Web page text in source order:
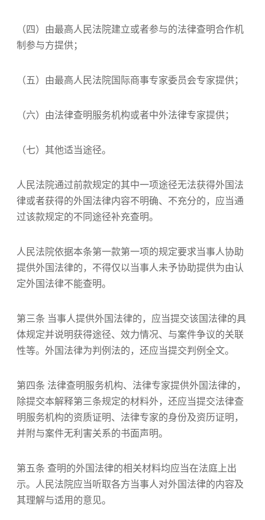
（四）由最高人民法院建立或者参与的法律查明合作机
制参与方提供；
（五）由最高人民法院国际商事专家委员会专家提供；
（六）由法律查明服务机构或者中外法律专家提供；
（七）其他适当途径。
人民法院通过前款规定的其中一项途径无法获得外国法
律或者获得的外国法律内容不明确、不充分的，应当通
过该款规定的不同途径补充查明。
人民法院依据本条第一款第一项的规定要求当事人协助
提供外国法律的，不得仅以当事人未予协助提供为由认
定外国法律不能查明。
第三条 当事人提供外国法律的，应当提交该国法律的具
体规定并说明获得途径、效力情况、与案件争议的关联
性等。外国法律为判例法的，还应当提交判例全文。
第四条 法律查明服务机构、法律专家提供外国法律的，
除提交本解释第三条规定的材料外，还应当提交法律查
明服务机构的资质证明、法律专家的身份及资历证明，
并附与案件无利害关系的书面声明。
第五条 查明的外国法律的相关材料均应当在法庭上出
示。人民法院应当听取各方当事人对外国法律的内容及
其理解与适用的意见。